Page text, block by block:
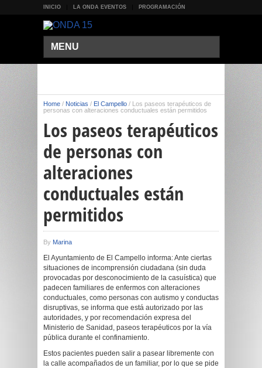
INICIO LA ONDA EVENTOS PROGRAMACIÓN
MENU
Home / Noticias / El Campello / Los paseos terapéuticos de
personas con alteraciones conductuales están permitidos
Los paseos terapéuticos
de personas con
alteraciones
conductuales están
permitidos
By Marina
El Ayuntamiento de El Campello informa: Ante ciertas
situaciones de incomprensión ciudadana (sin duda
provocadas por desconocimiento de la casuística) que
padecen familiares de enfermos con alteraciones
conductuales, como personas con autismo y conductas
disruptivas, se informa que está autorizado por las
autoridades, y por recomendación expresa del
Ministerio de Sanidad, paseos terapéuticos por la vía
pública durante el confinamiento.
Estos pacientes pueden salir a pasear libremente con
la calle acompañados de un familiar, por lo que se pide